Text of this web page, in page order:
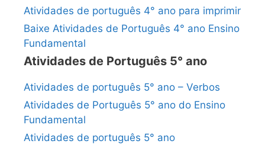
Atividades de português 4° ano para imprimir
Baixe Atividades de Português 4° ano Ensino
Fundamental
Atividades de Português 5° ano
Atividades de português 5° ano – Verbos
Atividades de Português 5° ano do Ensino
Fundamental
Atividades de português 5° ano